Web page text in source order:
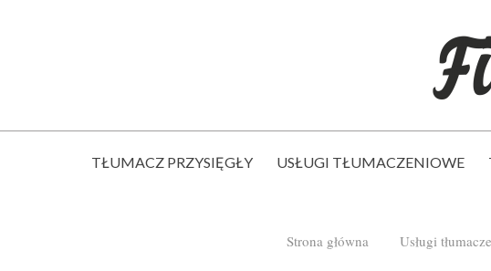
TŁUMACZ PRZYSIĘGŁY USŁUGI TŁUMACZENIOWE
Strona główna Usługi